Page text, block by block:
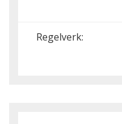
Regelverk: